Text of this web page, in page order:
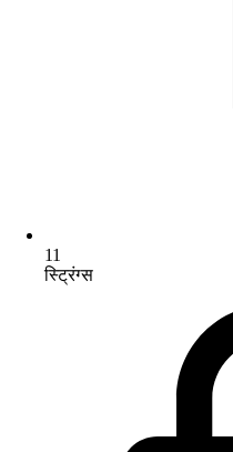
11
स्ट्रिंग्स